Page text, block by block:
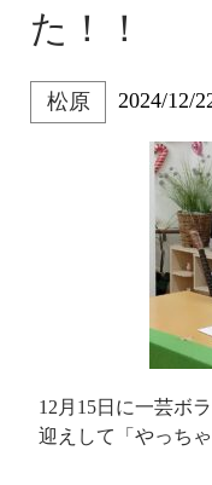
た！！
松原 2024/12/
12月15日に一芸ボ
迎えして「やっち